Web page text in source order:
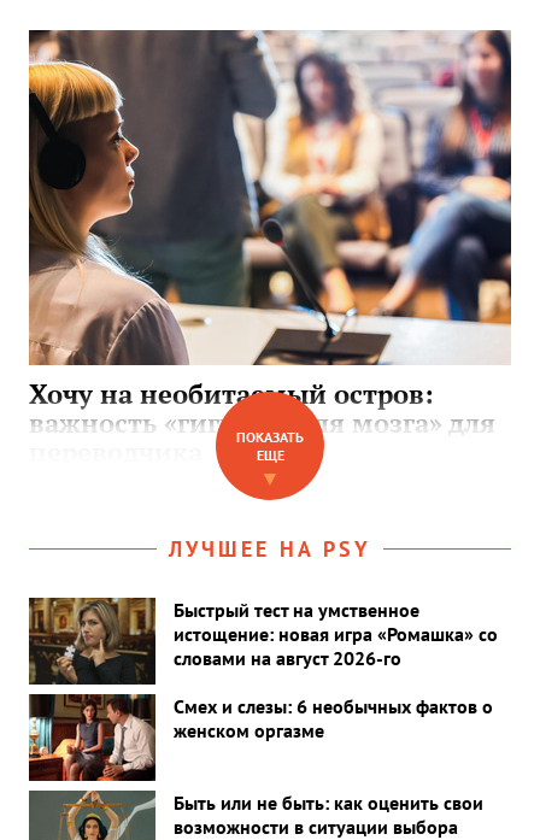
Хочу на необитаемый остров:
важность «гигиены для мозга» для
ПОКАЗАТЬ
ЕЩЕ
▼
ЛУЧШЕЕ НА PSY
Быстрый тест на умственное
истощение: новая игра «Ромашка» со
словами на август 2026-го
Смех и слезы: 6 необычных фактов о
женском оргазме
Быть или не быть: как оценить свои
возможности в ситуации выбора